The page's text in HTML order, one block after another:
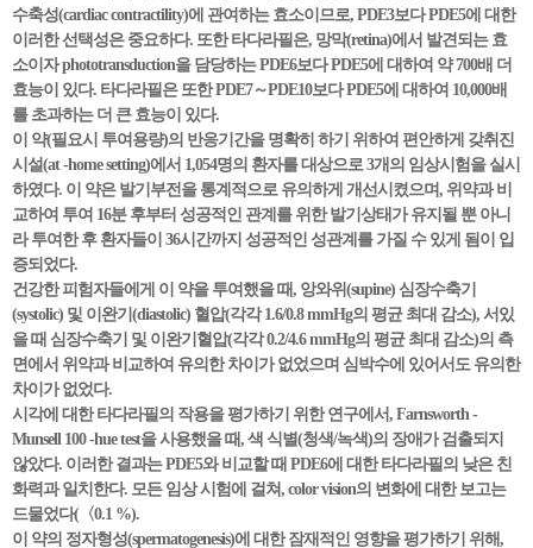
수축성(cardiac contractility)에 관여하는 효소이므로, PDE3보다 PDE5에 대한
이러한 선택성은 중요하다. 또한 타다라필은, 망막(retina)에서 발견되는 효
소이자 phototransduction을 담당하는 PDE6보다 PDE5에 대하여 약 700배 더
효능이 있다. 타다라필은 또한 PDE7～PDE10보다 PDE5에 대하여 10,000배
를 초과하는 더 큰 효능이 있다.
이 약(필요시 투여용량)의 반응기간을 명확히 하기 위하여 편안하게 갖취진
시설(at -home setting)에서 1,054명의 환자를 대상으로 3개의 임상시험을 실시
하였다. 이 약은 발기부전을 통계적으로 유의하게 개선시켰으며, 위약과 비
교하여 투여 16분 후부터 성공적인 관계를 위한 발기상태가 유지될 뿐 아니
라 투여한 후 환자들이 36시간까지 성공적인 성관계를 가질 수 있게 됨이 입
증되었다.
건강한 피험자들에게 이 약을 투여했을 때, 앙와위(supine) 심장수축기
(systolic) 및 이완기(diastolic) 혈압(각각 1.6/0.8 mmHg의 평균 최대 감소), 서있
을 때 심장수축기 및 이완기혈압(각각 0.2/4.6 mmHg의 평균 최대 감소)의 측
면에서 위약과 비교하여 유의한 차이가 없었으며 심박수에 있어서도 유의한
차이가 없었다.
시각에 대한 타다라필의 작용을 평가하기 위한 연구에서, Farnsworth -
Munsell 100 -hue test을 사용했을 때, 색 식별(청색/녹색)의 장애가 검출되지
않았다. 이러한 결과는 PDE5와 비교할 때 PDE6에 대한 타다라필의 낮은 친
화력과 일치한다. 모든 임상 시험에 걸쳐, color vision의 변화에 대한 보고는
드물었다(〈0.1 %).
이 약의 정자형성(spermatogenesis)에 대한 잠재적인 영향을 평가하기 위해,